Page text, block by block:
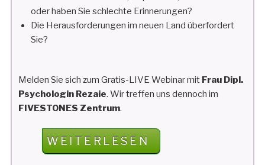
oder haben Sie schlechte Erinnerungen?
Die Herausforderungen im neuen Land überfordert
Sie?
Melden Sie sich zum Gratis-LIVE Webinar mit Frau Dipl.
Psychologin Rezaie. Wir treffen uns dennoch im
FIVESTONES Zentrum.
„FIVESTONES
WEBINAR:
WEITERLESEN